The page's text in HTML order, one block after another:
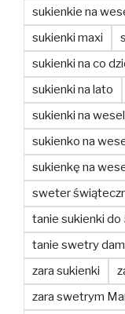
sukienkie na
sukienki maxi
sukienki na co
sukienki na lato
sukienki na
sukienko na
sukienkę na
sweter
tanie sukienki do
tanie swetry
zara sukienki
zara swetrym